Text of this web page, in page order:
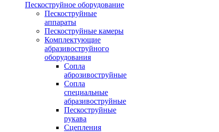
Пескоструйное оборудование
Пескоструйные
аппараты
Пескоструйные камеры
Комплектующие
абразивоструйного
оборудования
Сопла
аброзивоструйные
Сопла
специальные
абразивоструйные
Пескоструйные
рукава
Сцепления